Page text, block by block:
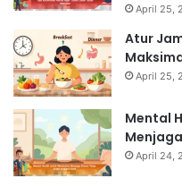
April 25,
Atur
April 25,
Mental
April 24,